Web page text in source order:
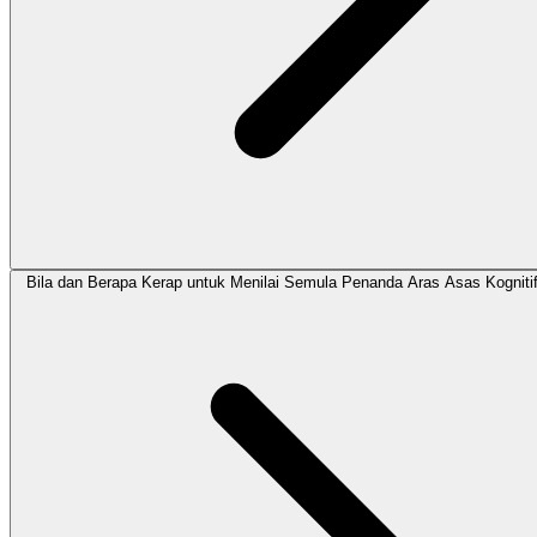
Bila dan Berapa Kerap untuk Menilai Semula Penanda Aras Asas